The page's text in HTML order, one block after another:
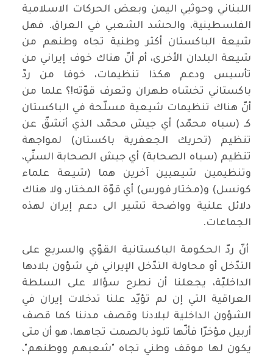
اللبناني وحوثيي اليمن وبعض الحركات الاسلامية
الفلسطينية، والحشد الشعبي في العراق. فهل
شيعة الباكستان أكثر وطنية تجاه وطنهم من
شيعة البلدان الأخرى، أم أنّ هناك خوف إيراني من
تأسيس ودعم هكذا تنظيمات، خوفا من ردّ
باكستاني تخشاه طهران وتعرف قوّته!؟ علما من
أنّ هناك تنظيمات شيعية مسلّحة في الباكستان
كـ (سباه محمّد) أي جيش محمّد، الذي أنشقّ عن
تنظيم (تحريك الجعفرية باكستان) لمواجهة
تنظيم (سباه الصحابة) أي جيش الصحابة السنّي،
وتنظيمين شيعيين آخرين هما (شيعة علماء
كونسل) و(مختار فورس) أي قوّة المختار، ولا هناك
دلائل علنية وواضحة تشير الى دعم إيران لهذه
الجماعات.
أنّ ردّ الحكومة الباكستانية القوّي والسريع على
التدّخل أو محاولة التدّخل الإيراني في شؤون بلادها
الداخليّة، يجعلنا أن نطرح سؤالا على السلطة
العراقية التي إن لم تؤيّد علنا تدخلات إيران في
الشؤون الداخلية لبلادنا وقصف مدننا كما قصف
أربيل مؤخرّا فأنّها تلوذ بالصمت تجاهها، هو أن متى
يكون لها موقف وطني تجاه "شعبهم ووطنهم"،